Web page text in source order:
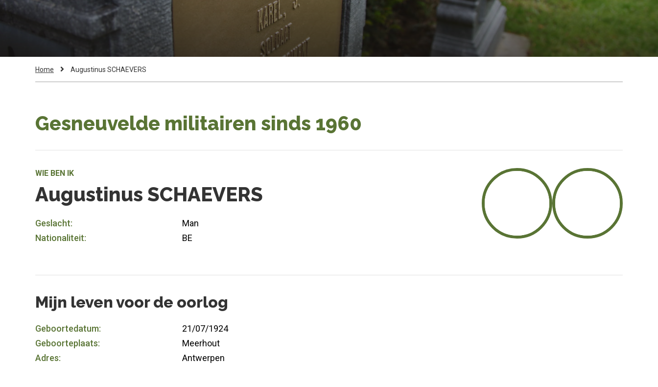
Kruimelpad
Home
Current
Augustinus SCHAEVERS
Gesneuvelde militairen sinds 1960
WIE BEN IK
Augustinus SCHAEVERS
Geslacht:
Man
Nationaliteit:
BE
Mijn leven voor de oorlog
Geboortedatum:
21/07/1924
Geboorteplaats:
Meerhout
Adres:
Antwerpen